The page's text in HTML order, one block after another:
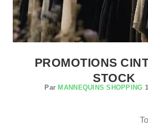
PROMOTIONS
STOCK
Par MANNEQUINS SHOPPING